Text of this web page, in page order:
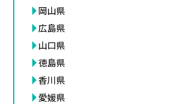
岡山県
広島県
山口県
徳島県
香川県
愛媛県